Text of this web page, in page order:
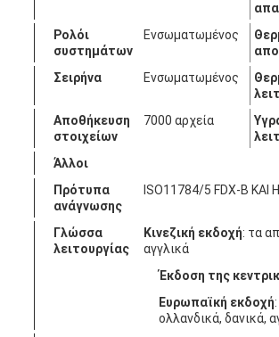
Ρολόι
συστημάτων
Ενσωματωμένος
Σειρήνα
Ενσωματωμένος
Αποθήκευση
στοιχείων
7000 αρχεία
Άλλοι
Πρότυπα
ανάγνωσης
ISO11784/5 FDX-Β ΚΑΙ
Γλώσσα
λειτουργίας
Κινεζική εκδοχή: τα
αγγλικά
Έκδοση της
Ευρωπαϊκή εκδοχή
ολλανδικά, δανικά,